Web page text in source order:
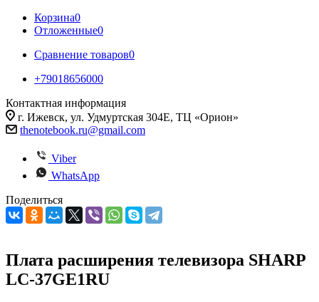
Корзина0
Отложенные0
Сравнение товаров0
+79018656000
Контактная информация
г. Ижевск, ул. Удмуртская 304Е, ТЦ «Орион»
thenotebook.ru@gmail.com
Viber
WhatsApp
Поделиться
Плата расширения телевизора SHARP
LC-37GE1RU